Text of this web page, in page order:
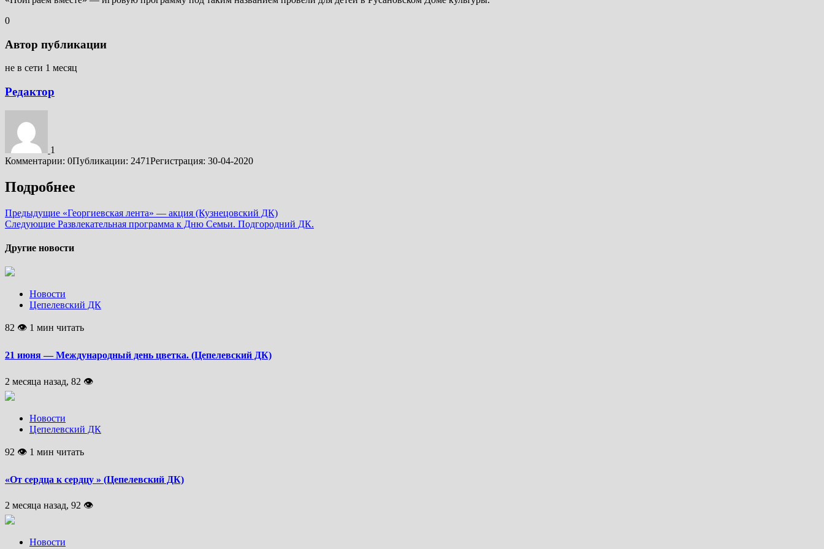
0
Автор публикации
не в сети 1 месяц
Редактор
1
Комментарии: 0Публикации: 2471Регистрация: 30-04-2020
Подробнее
Предыдущие «Георгиевская лента» — акция (Кузнецовский ДК)
Следующие Развлекательная программа к Дню Семьи. Подгородний ДК.
Другие новости
Новости
Цепелевский ДК
82 👁 1 мин читать
21 июня — Международный день цветка. (Цепелевский ДК)
2 месяца назад, 82 👁
Новости
Цепелевский ДК
92 👁 1 мин читать
«От сердца к сердцу » (Цепелевский ДК)
2 месяца назад, 92 👁
Новости